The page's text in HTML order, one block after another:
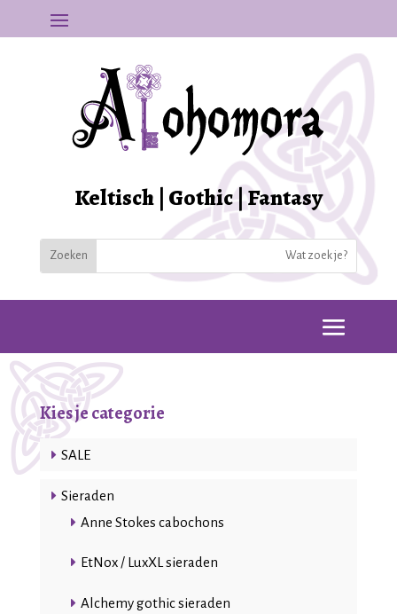
Keltisch | Gothic | Fantasy
Kies je categorie
SALE
Sieraden
Anne Stokes cabochons
EtNox / LuxXL sieraden
Alchemy gothic sieraden